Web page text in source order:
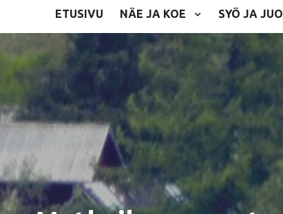
ETUSIVU NÄE JA KOE SYÖ JA JUO